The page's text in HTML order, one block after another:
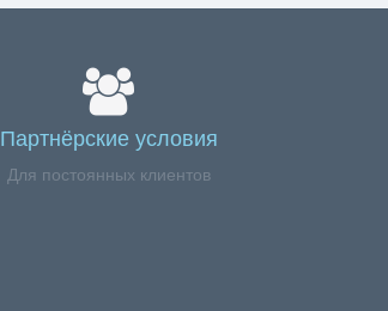
Партнёрские условия
Для постоянных клиентов